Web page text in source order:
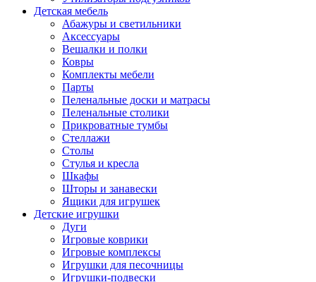
Детская мебель
Абажуры и светильники
Аксессуары
Вешалки и полки
Ковры
Комплекты мебели
Парты
Пеленальные доски и матрасы
Пеленальные столики
Прикроватные тумбы
Стеллажи
Столы
Стулья и кресла
Шкафы
Шторы и занавески
Ящики для игрушек
Детские игрушки
Дуги
Игровые коврики
Игровые комплексы
Игрушки для песочницы
Игрушки-подвески